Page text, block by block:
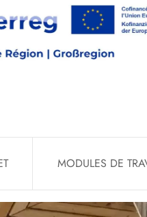
MODULES DE
CAP